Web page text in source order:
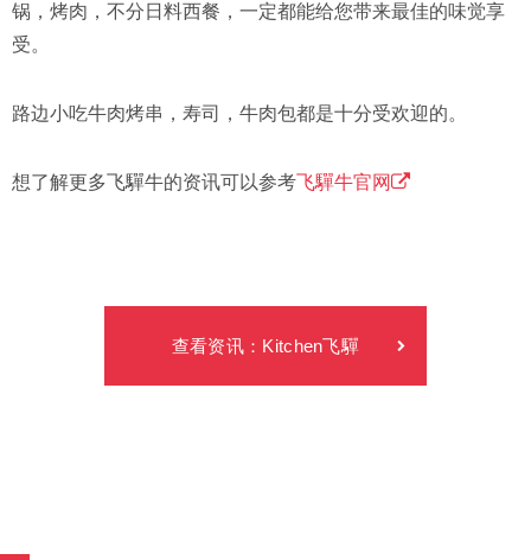
锅，烤肉，不分日料西餐，一定都能给您带来最佳的味觉享
受。
路边小吃牛肉烤串，寿司，牛肉包都是十分受欢迎的。
想了解更多飞驒牛的资讯可以参考飞驒牛官网
查看资讯：Kitchen飞驒